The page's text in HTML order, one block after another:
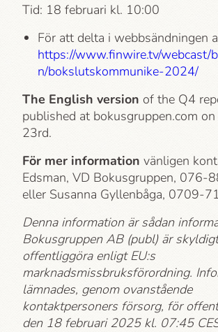
Tid: 18 februari kl. 10:00
För att delta i webbsändningen
https://www.finwire.tv/webcast/
n/bokslutskommunike-2024/
The English version of the Q4
published at bokusgruppen.com
23rd.
För mer information vänligen
Edsman, VD Bokusgruppen, 076-
eller Susanna Gyllenbåga, 0709-
Denna information är sådan
Bokusgruppen AB (publ) är
offentliggöra enligt EU:s
marknadsmissbruksförordning.
lämnades, genom ovanstående
kontaktpersoners försorg, för
den 18 februari 2025 kl. 07:45